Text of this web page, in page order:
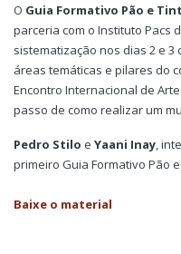
O Guia Formativo Pão e
parceria com o Instituto Pacs
sistematização nos dias 2 e 3
áreas temáticas e pilares do
Encontro Internacional de
passo de como realizar um
Pedro Stilo e Yaani Inay,
primeiro Guia Formativo Pão
Baixe o material